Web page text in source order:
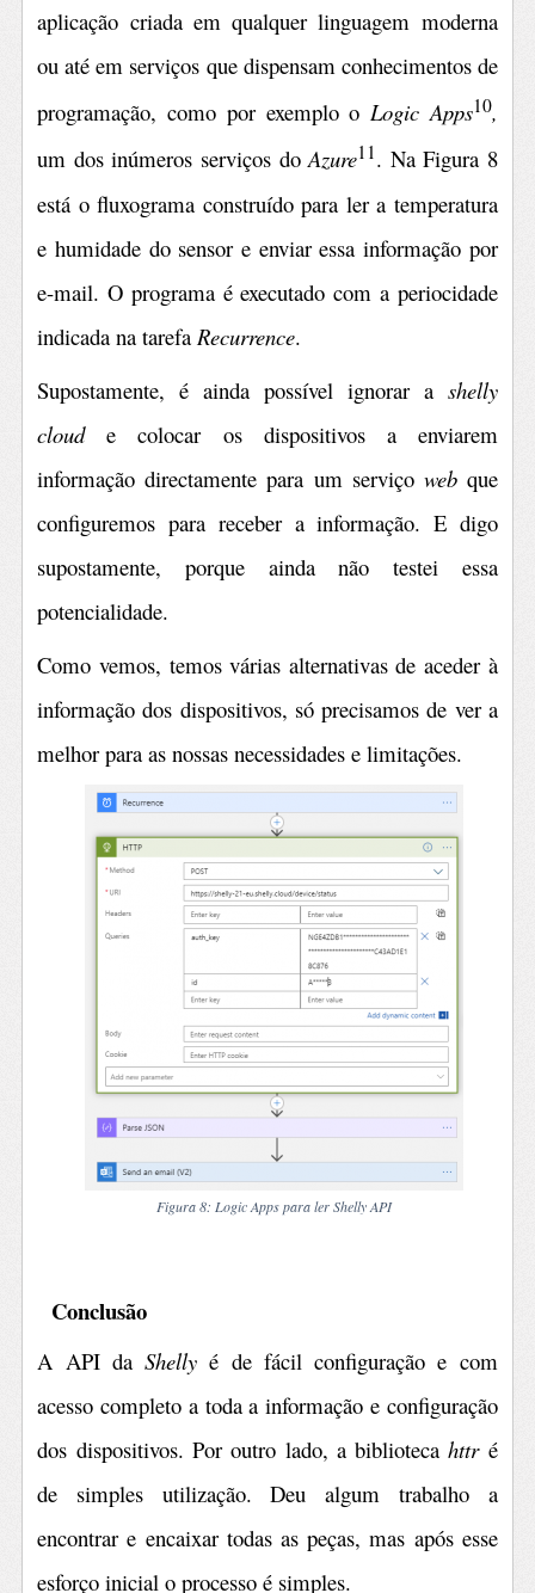
aplicação criada em qualquer linguagem moderna
ou até em serviços que dispensam conhecimentos de
programação, como por exemplo oLogic Apps10,
um dos inúmeros serviços doAzure11. Na Figura 8
está o fluxograma construído para ler a temperatura
e humidade do sensor e enviar essa informação por
e-mail. O programa é executado com a periocidade
indicada na tarefa Recurrence.
Supostamente, é ainda possível ignorar a shelly
cloude colocar os dispositivos a enviarem
informação directamente para um serviço webque
configuremos para receber a informação. E digo
supostamente, porque ainda não testei essa
potencialidade.
Como vemos, temos várias alternativas de aceder à
informação dos dispositivos, só precisamos de ver a
melhor para as nossas necessidades e limitações.
Figura 8: Logic Apps para ler Shelly API
Conclusão
A API daShelly é de fácil configuração e com
acesso completo a toda a informação e configuração
dos dispositivos. Por outro lado, a bibliotecahttré
de simples utilização. Deu algum trabalho a
encontrar e encaixar todas as peças, mas após esse
esforço inicial o processo é simples.